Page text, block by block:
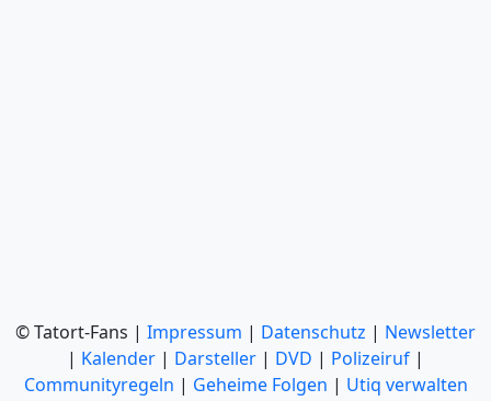
© Tatort-Fans | Impressum | Datenschutz | Newsletter
| Kalender | Darsteller | DVD | Polizeiruf |
Communityregeln | Geheime Folgen | Utiq verwalten